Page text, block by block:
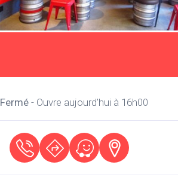
Fermé- Ouvre aujourd'hui à 16h00